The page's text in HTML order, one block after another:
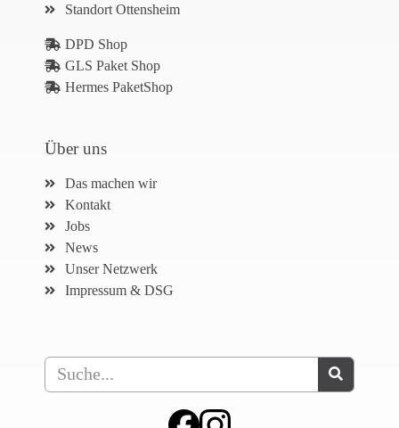
Standort Ottensheim
DPD Shop
GLS Paket Shop
Hermes PaketShop
Über uns
Das machen wir
Kontakt
Jobs
News
Unser Netzwerk
Impressum & DSG